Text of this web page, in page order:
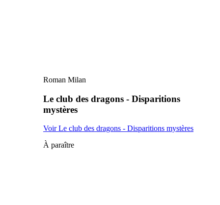
Roman Milan
Le club des dragons - Disparitions
mystères
Voir Le club des dragons - Disparitions mystères
À paraître